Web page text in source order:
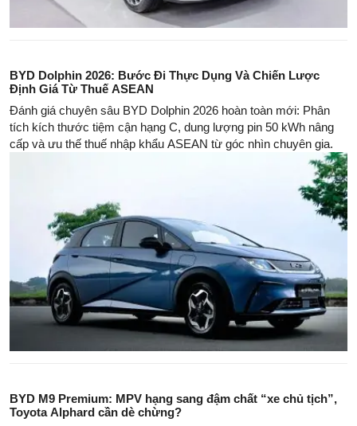
BYD Dolphin 2026: Bước Đi Thực Dụng Và Chiến Lược
Định Giá Từ Thuế ASEAN
Đánh giá chuyên sâu BYD Dolphin 2026 hoàn toàn mới: Phân
tích kích thước tiệm cận hạng C, dung lượng pin 50 kWh nâng
cấp và ưu thế thuế nhập khẩu ASEAN từ góc nhìn chuyên gia.
BYD M9 Premium: MPV hạng sang đậm chất “xe chủ tịch”,
Toyota Alphard cần dè chừng?